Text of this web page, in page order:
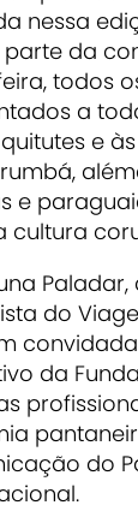
nessa
da
todos
a
e
e
cultura
Paladar,
do
da
do